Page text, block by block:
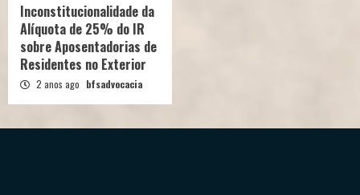
Inconstitucionalidade da
Alíquota de 25% do IR
sobre Aposentadorias de
Residentes no Exterior
2 anos ago bfsadvocacia